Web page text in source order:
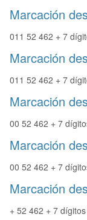
Marcación
011 52 462 + 7
Marcación
011 52 462 + 7
Marcación
00 52 462 + 7
Marcación
00 52 462 + 7
Marcación
+ 52 462 + 7